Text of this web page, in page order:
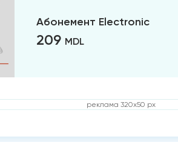
Абонемент Electronic
209 MDL
реклама 320x50 px